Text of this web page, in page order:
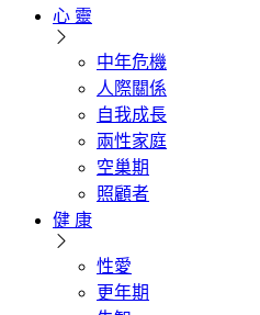
心 靈
中年危機
人際關係
自我成長
兩性家庭
空巢期
照顧者
健 康
性愛
更年期